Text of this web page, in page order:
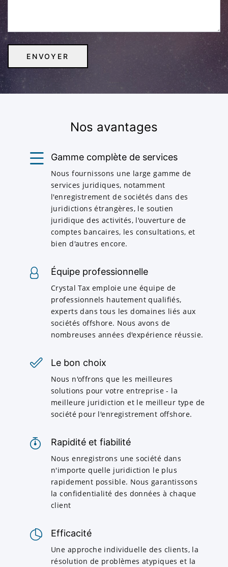
Nos avantages
Gamme complète de services
Nous fournissons une large gamme de
services juridiques, notamment
l'enregistrement de sociétés dans des
juridictions étrangères, le soutien
juridique des activités, l'ouverture de
comptes bancaires, les consultations, et
bien d'autres encore.
Équipe professionnelle
Crystal Tax emploie une équipe de
professionnels hautement qualifiés,
experts dans tous les domaines liés aux
sociétés offshore. Nous avons de
nombreuses années d'expérience réussie.
Le bon choix
Nous n'offrons que les meilleures
solutions pour votre entreprise - la
meilleure juridiction et le meilleur type de
société pour l'enregistrement offshore.
Rapidité et fiabilité
Nous enregistrons une société dans
n'importe quelle juridiction le plus
rapidement possible. Nous garantissons
la confidentialité des données à chaque
client
Efficacité
Une approche individuelle des clients, la
résolution de problèmes atypiques et la